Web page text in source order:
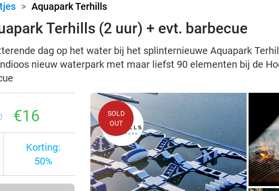
> Aquapark Terhills
Terhills (2 uur) + evt. barbecue
dag op het water bij het splinternieuwe Aquapark
nieuw waterpark met maar liefst 90 elementen bij de
€16
Korting:
50%
SOLD
OUT